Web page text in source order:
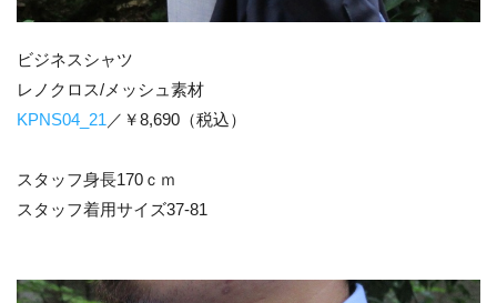
ビジネスシャツ
レノクロス/メッシュ素材
KPNS04_21 ／￥8,690（税込）
スタッフ身長170ｃｍ
スタッフ着用サイズ37-81